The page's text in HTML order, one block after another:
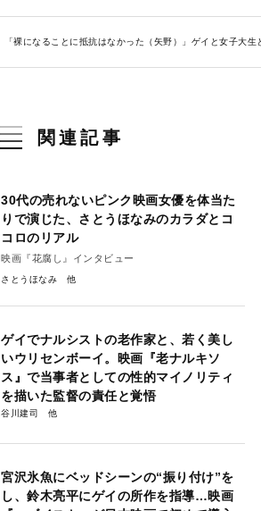
「裸になることに抵抗はなかった（矢野）」ゲイと女子大
関連記事
30代の売れないピンク映画女優を体当た
りで演じた、さとうほなみのカラダとコ
コロのリアル
映画『花腐し』インタビュー
さとうほなみ
ゲイでナルシストの老作家と、若く美し
いウリセンボーイ。映画『老ナルキソ
ス』で当事者としての性的マイノリティ
を描いた監督の責任と覚悟
谷川建司
宮沢氷魚にベッドシーンの“振り付け”を
し、鈴木亮平にゲイの所作を指導…映画